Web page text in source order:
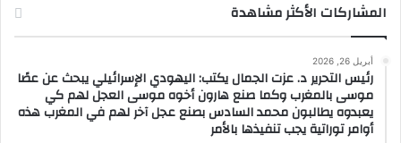
المشاركات الأكثر مشاهدة
أبريل 26, 2026
رئيس التحرير د. عزت الجمال يكتب: اليهودي الإسرائيلي يبحث عن عصًا
موسى بالمغرب وكما صنع هارون أخوه موسى العجل لهم كي
يعبدوه يطالبون محمد السادس بصنع عجل آخر لهم في المغرب هذه
أوامر توراتية يجب تنفيذها بالأمر